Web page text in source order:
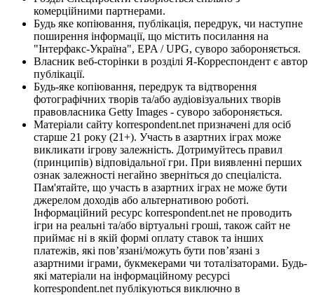
комерційними партнерами.
Будь яке копіювання, публікація, передрук, чи наступне
поширення інформації, що містить посилання на
"Інтерфакс-Україна", EPA / UPG, суворо забороняється.
Власник веб-сторінки в розділі Я-Корреспондент є автор
публікації.
Будь-яке копіювання, передрук та відтворення
фотографічних творів та/або аудіовізуальних творів
правовласника Getty Images - суворо забороняється.
Матеріали сайту korrespondent.net призначені для осіб
старше 21 року (21+). Участь в азартних іграх може
викликати ігрову залежність. Дотримуйтесь правил
(принципів) відповідальної гри. При виявленні перших
ознак залежності негайно зверніться до спеціаліста.
Пам'ятайте, що участь в азартних іграх не може бути
джерелом доходів або альтернативою роботі.
Інформаційний ресурс korrespondent.net не проводить
ігри на реальні та/або віртуальні гроші, також сайт не
приймає ні в якій формі оплату ставок та інших
платежів, які пов’язані/можуть бути пов’язані з
азартними іграми, букмекерами чи тоталізаторами. Будь-
які матеріали на інформаційному ресурсі
korrespondent.net публікуються виключно в